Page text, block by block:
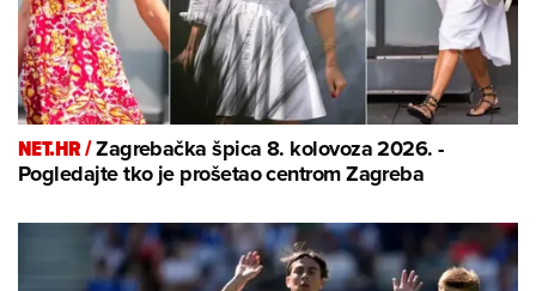
NET.HR /Zagrebačka špica 8. kolovoza 2026. -
Pogledajte tko je prošetao centrom Zagreba